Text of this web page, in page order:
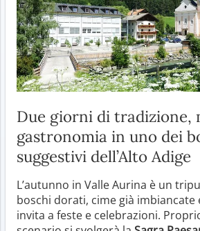
Due giorni di tradizione,
gastronomia in uno dei
suggestivi dell’Alto Adige
L’autunno in Valle Aurina è un
boschi dorati, cime già imbiancate
invita a feste e celebrazioni.